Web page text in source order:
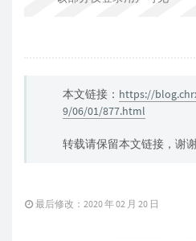
本文链接： https://
9/06/01/877.html
转载请保留本文链接，谢
最后修改：2020 年 02 月 20 日